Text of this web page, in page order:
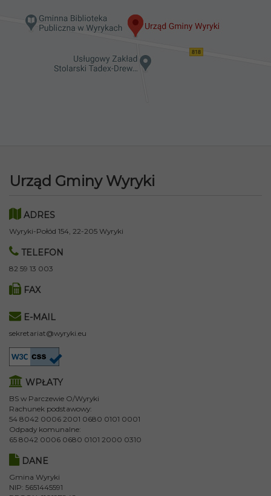
Urząd Gminy Wyryki
ADRES
Wyryki-Połód 154, 22-205 Wyryki
TELEFON
82 59 13 003
FAX
E-MAIL
sekretariat@wyryki.eu
WPŁATY
BS w Parczewie O/Wyryki
Rachunek podstawowy:
54 8042 0006 2001 0680 0101 0001
Odpady komunalne:
65 8042 0006 0680 0101 2000 0310
DANE
Gmina Wyryki
NIP: 5651445591